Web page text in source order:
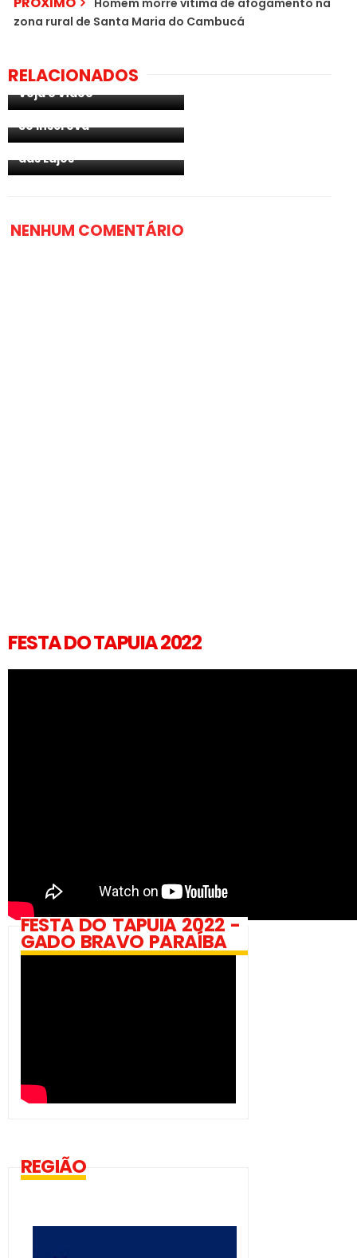
Homem morre vítima de afogamento na
zona rural de Santa Maria do Cambucá
RELACIONADOS
Em Orobó, professores
direitos da categoria.
Veja o vídeo
Casinhas - criança com
limitações residente em
Casinhas, lança canal
educativo no youtube.
Se inscreva
mostra as belezas
naturais da cachoeira
das Lajes
NENHUM COMENTÁRIO
FESTA DO TAPUIA 2022
FESTA DO TAPUIA 2022 -
GADO BRAVO PARAÍBA
REGIÃO